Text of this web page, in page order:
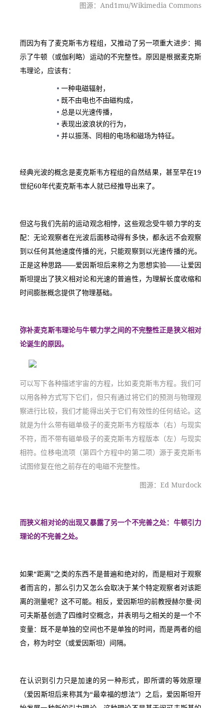
图源：And1mu/Wikimedia Commons
而因为有了麦克斯韦方程组，又推动了另一项重大进步：揭
示了牛顿（或伽利略）运动的不完整性。原因是根据麦克斯
韦理论，应该有：
一种电磁辐射，
既不由电也不由磁构成，
总是以光速传播，
表现出波浪状的行为，
并以振荡、同相的电场和磁场为特征。
经典光波的概念是麦克斯韦方程组的自然结果，甚至早在19
世纪60年代麦克斯韦本人就已经推导出来了。
但这与我们先前的运动观念相悖，这些观念受牛顿力学的支
配：无论观察者在光波后面移动得有多快，都永远不会观察
到以任何其他速度传播的光，只能观察到以光速传播的光。
正是这种思路——爱因斯坦后来称之为思想实验——让爱因
斯坦提出了狭义相对论和光速的普遍性，为理解长度收缩和
时间膨胀概念提供了物理基础。
弥补麦克斯韦理论与牛顿力学之间的不完整性正是狭义相对
论诞生的原因。
可以写下各种描述宇宙的方程，比如麦克斯韦方程。我们可
以用各种方式写下它们，但只有通过将它们的预测与物理观
察进行比较，我们才能得出关于它们有效性的任何结论。这
就是为什么带有磁单极子的麦克斯韦方程版本（右）与现实
不符，而不带有磁单极子的麦克斯韦方程版本（左）与现实
相符。位移电流项（第四个方程中的第二项）源于麦克斯韦
试图修复在他之前存在的电磁不完整性。
图源：Ed Murdock
而狭义相对论的出现又暴露了另一个不完善之处：牛顿引力
理论的不完善之处。
如果“距离”之类的东西不是普遍和绝对的，而是相对于观察
者而言的，那么引力又怎么会取决于某个特定观察者对该距
离的测量呢？这不可能。相反，爱因斯坦的前教授赫尔曼·闵
可夫斯基创造了四维时空概念，并表明与之相关的是一个不
变量：既不是单独的空间也不是单独的时间，而是两者的组
合，称为时空（或爱因斯坦）间隔。
在认识到引力只是加速的另一种形式，即所谓的等效原理
（爱因斯坦后来称其为“最幸福的想法”）之后，爱因斯坦开